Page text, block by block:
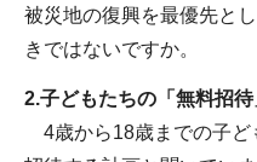
被災地の復興を最優先と
きではないですか。
2.子どもたちの「無料招
4歳から18歳までの子ど